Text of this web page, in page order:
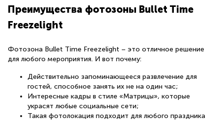
Преимущества фотозоны Bullet Time
Freezelight
Фотозона Bullet Time Freezelight – это отличное решение
для любого мероприятия. И вот почему:
Действительно запоминающееся развлечение для
гостей, способное занять их не на один час;
Интересные кадры в стиле «Матрицы», которые
украсят любые социальные сети;
Такая фотолокация подходит для любого праздника